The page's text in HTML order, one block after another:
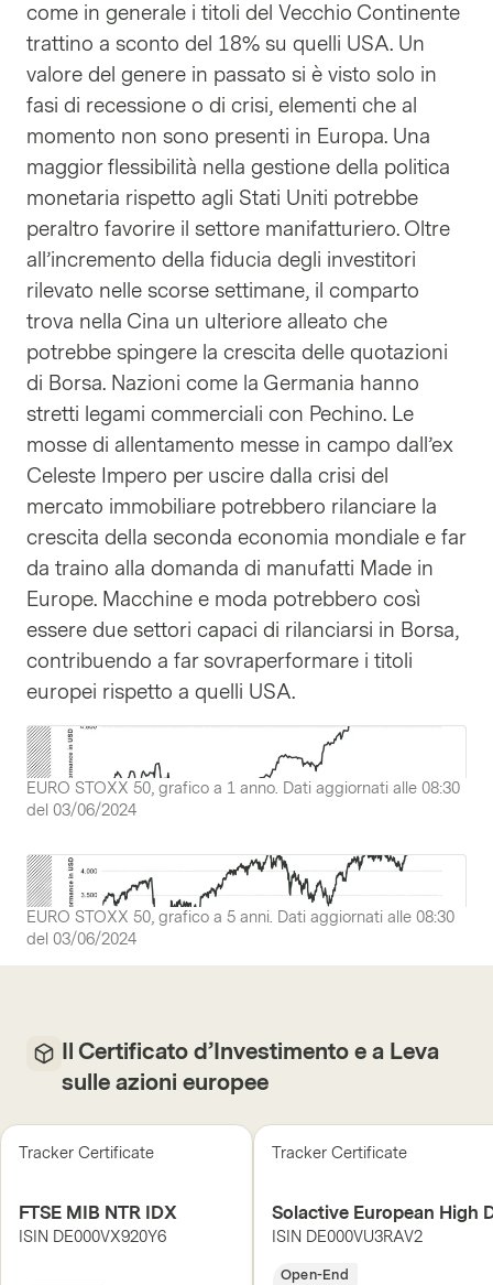
come in generale i titoli del Vecchio Continente
trattino a sconto del 18% su quelli USA. Un
valore del genere in passato si è visto solo in
fasi di recessione o di crisi, elementi che al
momento non sono presenti in Europa. Una
maggior flessibilità nella gestione della politica
monetaria rispetto agli Stati Uniti potrebbe
peraltro favorire il settore manifatturiero. Oltre
all’incremento della fiducia degli investitori
rilevato nelle scorse settimane, il comparto
trova nella Cina un ulteriore alleato che
potrebbe spingere la crescita delle quotazioni
di Borsa. Nazioni come la Germania hanno
stretti legami commerciali con Pechino. Le
mosse di allentamento messe in campo dall’ex
Celeste Impero per uscire dalla crisi del
mercato immobiliare potrebbero rilanciare la
crescita della seconda economia mondiale e far
da traino alla domanda di manufatti Made in
Europe. Macchine e moda potrebbero così
essere due settori capaci di rilanciarsi in Borsa,
contribuendo a far sovraperformare i titoli
europei rispetto a quelli USA.
EURO STOXX 50, grafico a 1 anno. Dati aggiornati alle 08:30
del 03/06/2024
EURO STOXX 50, grafico a 5 anni. Dati aggiornati alle 08:30
del 03/06/2024
Il Certificato d’Investimento e a Leva
sulle azioni europee
Tracker Certificate
FTSE MIB NTR IDX
ISIN DE000VX920Y6
Tracker Certificate
Solactive European High
ISIN DE000VU3RAV2
Open-End